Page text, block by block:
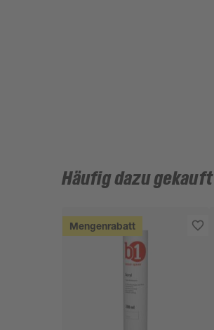
Häufig dazu gekauft
Mengenrabatt